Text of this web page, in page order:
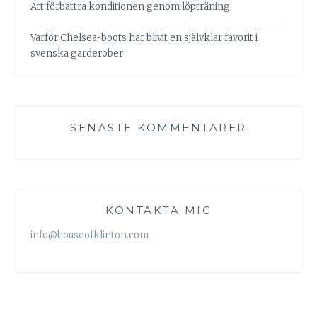
Att förbättra konditionen genom löpträning
Varför Chelsea-boots har blivit en självklar favorit i
svenska garderober
SENASTE KOMMENTARER
KONTAKTA MIG
info@houseofklinton.com